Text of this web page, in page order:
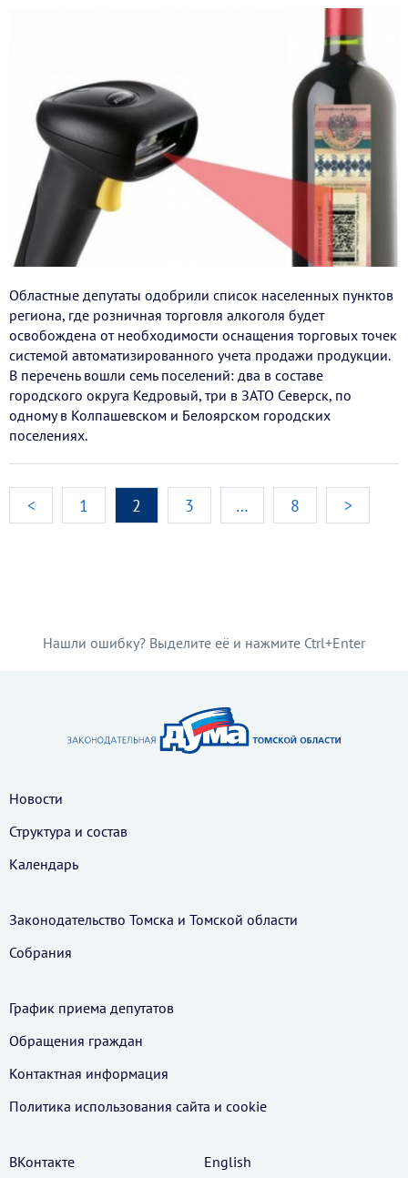
Областные депутаты одобрили список населенных пунктов
региона, где розничная торговля алкоголя будет
освобождена от необходимости оснащения торговых точек
системой автоматизированного учета продажи продукции.
В перечень вошли семь поселений: два в составе
городского округа Кедровый, три в ЗАТО Северск, по
одному в Колпашевском и Белоярском городских
поселениях.
< 1 2 3 … 8 >
Нашли ошибку? Выделите её и нажмите Ctrl+Enter
Новости
Структура и состав
Календарь
Законодательство Томска и Томской области
Собрания
График приема депутатов
Обращения граждан
Контактная информация
Политика использования cайта и cookie
ВКонтакте English